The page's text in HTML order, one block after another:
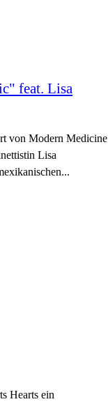
feat. Lisa
von Modern Medicine
Lisa
Hearts ein